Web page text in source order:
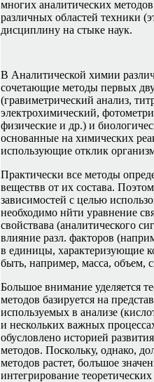
многих аналитических
различных областей техники
дисциплину на стыке наук.
химии.</a></div></div>
В Аналитической химии
сочетающие методы первых
(гравиметрический анализ,
электрохимический,
физические и др.) и
основанные на химических
использующие отклик
Практически все методы
веществв от их состава.
зависимостей с целью
необходимо нйти уравнение
свойствава (аналитического
влияние разл. факторов
в единицы, характеризующие
быть, например, масса, объем,
Большое внимание уделяется
методов базируется на
используемых в анализе
и нескольких важных
обусловлено историей
методов. Поскольку, однако,
методов растет, болъшое
интегрирование